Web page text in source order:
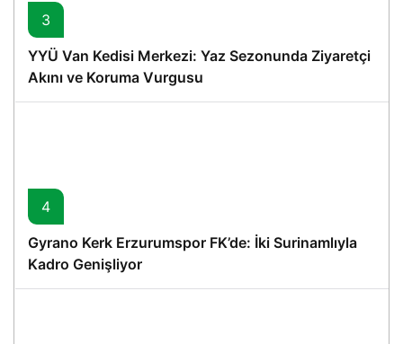
3
YYÜ Van Kedisi Merkezi: Yaz Sezonunda Ziyaretçi
Akını ve Koruma Vurgusu
4
Gyrano Kerk Erzurumspor FK’de: İki Surinamlıyla
Kadro Genişliyor